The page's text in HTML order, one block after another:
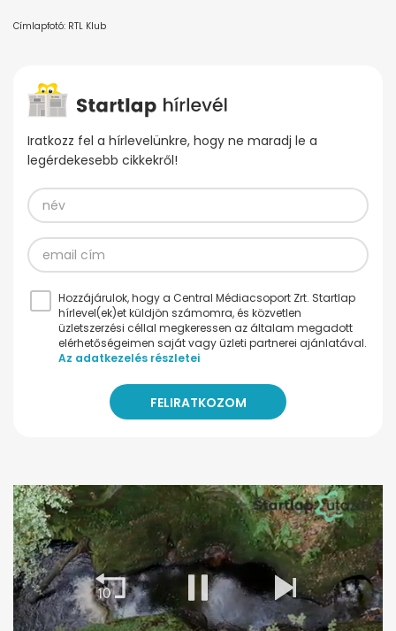
Címlapfotó: RTL Klub
Iratkozz fel a hírlevelünkre, hogy ne maradj le a
legérdekesebb cikkekről!
Hozzájárulok, hogy a Central Médiacsoport Zrt. Startlap
hírlevel(ek)et küldjön számomra, és közvetlen
üzletszerzési céllal megkeressen az általam megadott
elérhetőségeimen saját vagy üzleti partnerei ajánlatával.
Az adatkezelés részletei